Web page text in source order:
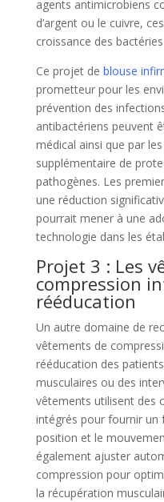
agents antimicrobiens
d’argent ou le cuivre,
croissance des
Ce projet de blouse
prometteur pour les
prévention des
antibactériens peuvent
médical ainsi que par
supplémentaire de
pathogènes. Les
une réduction
pourrait mener à une
technologie dans les
Projet 3 : Les
compression
rééducation
Un autre domaine de
vêtements de
rééducation des
musculaires ou des
vêtements utilisent des
intégrés pour fournir un
position et le
également ajuster
compression pour
la récupération